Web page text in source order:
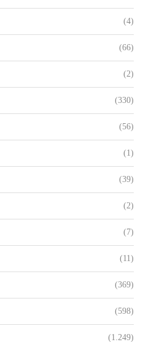
(4)
(66)
(2)
(330)
(56)
(1)
(39)
(2)
(7)
(11)
(369)
(598)
(1.249)